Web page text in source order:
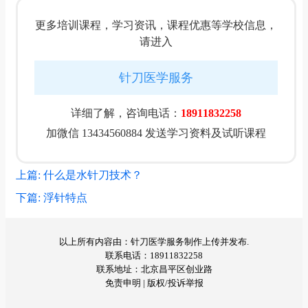
更多培训课程，学习资讯，课程优惠等学校信息，
请进入
针刀医学服务
详细了解，咨询电话： 18911832258
加微信 13434560884 发送学习资料及试听课程
上篇: 什么是水针刀技术？
下篇: 浮针特点
以上所有内容由：针刀医学服务制作上传并发布.
联系电话：18911832258
联系地址：北京昌平区创业路
免责申明 | 版权/投诉举报